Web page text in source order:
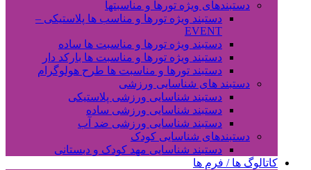
دستبندهای ویژه تورها و مناسبتها
دستبند ویژه تورها و مناسب ها پلاستیکی –
EVENT
دستبند ویژه تورها و مناسبت ها ساده
دستبند ویژه تورها و مناسبت ها بارکد دار
دستبند تورها و مناسبت ها طرح هولوگرام
دستبند های شناسایی ورزشی
دستبند شناسایی ورزشی پلاستیکی
دستبند شناسایی ورزشی ساده
دستبند شناسایی ورزشی ضد آب
دستبندهای شناسایی کودک
دستبند شناسایی مهد کودک و دبستانی
کاتالوگ ها / فرم ها